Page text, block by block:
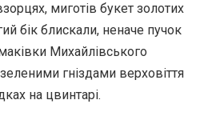
миготів букет золотих
бік блискали, неначе пучок
Михайлівського
гніздами верховіття
на цвинтарі.